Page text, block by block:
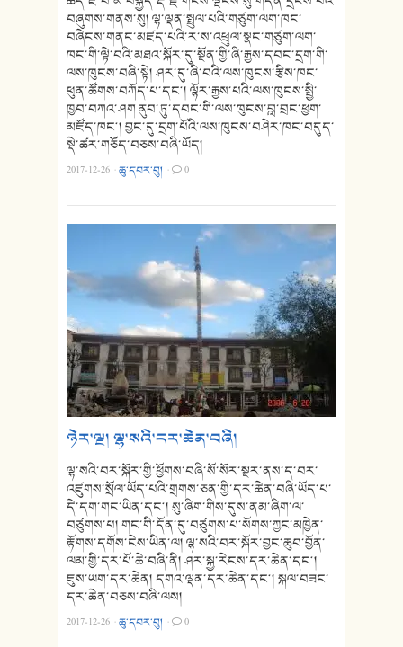
བཞུགས་གནས་སུ། ལྷ་ལྡན་སྤྲུལ་པའི་གཙུག་ལག་ཁང་
བཞེངས་གནང་མཛད་པའི་ར་ས་འཕྲུལ་སྣང་གཙུག་ལག་
ཁང་གི་ལྟེ་བའི་མཐའ་སྐོར་དུ་སྔོན་གྱི་ཞི་རྒྱས་དབང་དྲག་གི་
ལས་ཁུངས་བཞི་སྟེ། ཤར་དུ་ཞི་བའི་ལས་ཁུངས་རྩིས་ཁང་
ཕུན་ཚོགས་བཀོད་པ་དང༌། ལྷོར་རྒྱས་པའི་ལས་ཁུངས་སྤྱི་
ཁྱབ་བཀའ་ཤག ནུབ་ཏུ་དབང་གི་ལས་ཁུངས་བླ་བྲང་ཕྱག་
མཛོད་ཁང༌། བྱང་དུ་དྲག་པོའི་ལས་ཁུངས་བཤེར་ཁང་བདུད་
སྡེ་ཚར་གཅོད་བཅས་བཞི་ཡོད།
2017-12-26 ·ཆུ་དབར་བུ། · 0
ཉེར་ལྔ། ལྷ་སའི་དར་ཆེན་བཞི།
ལྷ་སའི་བར་སྐོར་གྱི་ཕྱོགས་བཞི་སོ་སོར་སྔར་ནས་ད་བར་
འཛུགས་སྲོལ་ཡོད་པའི་གྲགས་ཅན་གྱི་དར་ཆེན་བཞི་ཡོད་པ་
དེ་དག་གང་ཡིན་དང༌། སུ་ཞིག་གིས་དུས་ནམ་ཞིག་ལ་
བཙུགས་པ། གང་གི་དོན་དུ་བཙུགས་པ་སོགས་ཀྱང་མཁྱེན་
རྟོགས་དགོས་ངེས་ཡིན་ལ། ལྷ་སའི་བར་སྐོར་བྱང་ཆུབ་བྱོན་
ལམ་གྱི་དར་པོ་ཆེ་བཞི་ནི། ཤར་སྐྱ་རེངས་དར་ཆེན་དང༌།
ཇུས་ཡག་དར་ཆེན། དགའ་ལྡན་དར་ཆེན་དང༌། སྐལ་བཟང་
དར་ཆེན་བཅས་བཞི་ལས།
2017-12-26 ·ཆུ་དབར་བུ། · 0